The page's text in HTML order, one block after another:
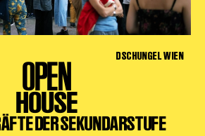
DSCHUNGEL WIEN
OPEN
HOUSE
DER SEKUNDARSTUFE